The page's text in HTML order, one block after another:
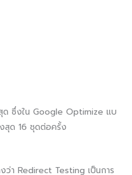
ด ซึ่งใน Google Optimize แบ
สุด 16 ชุดต่อครั้ง
ว่า Redirect Testing เป็นการ